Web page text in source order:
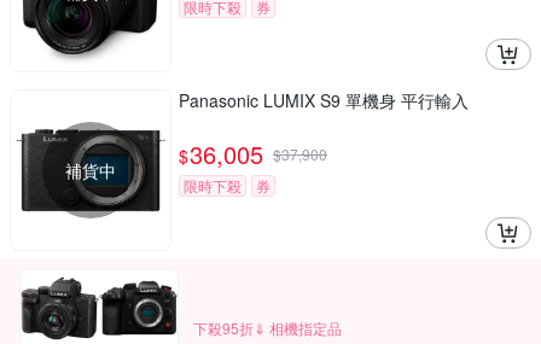
限時下殺
券
補貨中
Panasonic LUMIX S9 單機身 平行輸入
$36,005 $37,900
限時下殺
券
下殺95折⇓ 相機指定品